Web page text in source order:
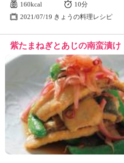
160kcal
10分
2021/07/19 きょうの料理レシピ
紫たまねぎとあじの南蛮漬け